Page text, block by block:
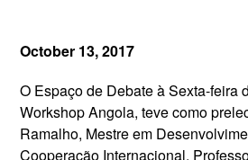
October 13, 2017
O Espaço de Debate à Sexta-feira
Workshop Angola, teve como
Ramalho, Mestre em
Cooperação Internacional,